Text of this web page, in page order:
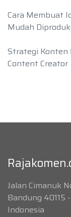
Cara Membuat
Mudah
Strategi Konten
Content Creator
Jalan Cimanuk
Bandung 40115
Indonesia